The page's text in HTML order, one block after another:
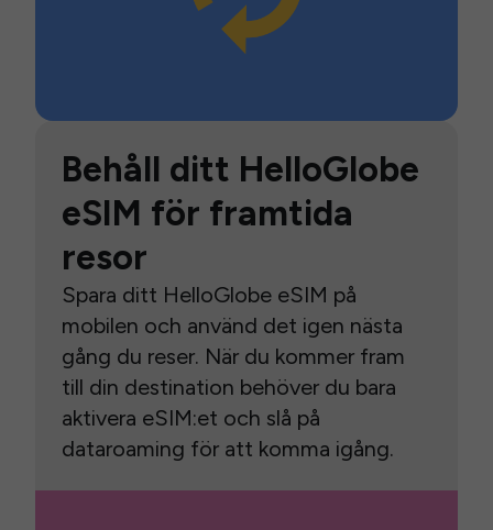
Behåll ditt HelloGlobe
eSIM för framtida
resor
Spara ditt HelloGlobe eSIM på
mobilen och använd det igen nästa
gång du reser. När du kommer fram
till din destination behöver du bara
aktivera eSIM:et och slå på
dataroaming för att komma igång.